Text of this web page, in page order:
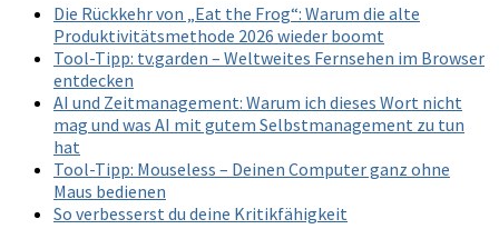
Die Rückkehr von „Eat the Frog“: Warum die alte
Produktivitätsmethode 2026 wieder boomt
Tool-Tipp: tv.garden – Weltweites Fernsehen im Browser
entdecken
AI und Zeitmanagement: Warum ich dieses Wort nicht
mag und was AI mit gutem Selbstmanagement zu tun
hat
Tool-Tipp: Mouseless – Deinen Computer ganz ohne
Maus bedienen
So verbesserst du deine Kritikfähigkeit